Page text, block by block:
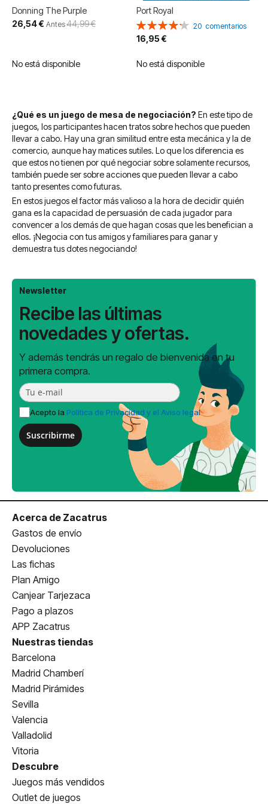
Donning The Purple
Precio
especial
26,54 € Antes44,99 €
No está disponible
Port Royal
Valoración:
85%
20 comentarios
16,95 €
No está disponible
¿Qué es un juego de mesa de negociación? En este tipo de
juegos, los participantes hacen tratos sobre hechos que pueden
llevar a cabo. Hay una gran similitud entre esta mecánica y la de
comercio, aunque hay matices sutiles. Lo que los diferencia es
que estos no tienen por qué negociar sobre solamente recursos,
también puede ser sobre acciones que pueden llevar a cabo
tanto presentes como futuras.
En estos juegos el factor más valioso a la hora de decidir quién
gana es la capacidad de persuasión de cada jugador para
convencer a los demás de que hagan cosas que les benefician a
ellos. ¡Negocia con tus amigos y familiares para ganar y
demuestra tus dotes negociando!
Newsletter
Recibe las últimas
novedades y ofertas.
Y además tendrás un regalo de bienvenida en tu
primera compra.
Acepto la Política de Privacidad y el Aviso legal
Suscribirme
Acerca de Zacatrus
Gastos de envío
Devoluciones
Las fichas
Plan Amigo
Canjear Tarjezaca
Pago a plazos
APP Zacatrus
Nuestras tiendas
Barcelona
Madrid Chamberí
Madrid Pirámides
Sevilla
Valencia
Valladolid
Vitoria
Descubre
Juegos más vendidos
Outlet de juegos